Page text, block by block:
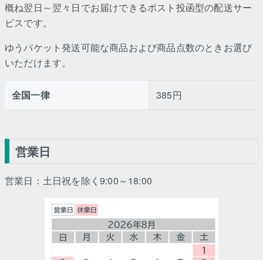
概ね翌日～翌々日でお届けできるポスト投函型の配送サー
ビスです。
ゆうパケット発送可能な商品および商品点数のときお選び
いただけます。
全国一律 385円
営業日
営業日：土日祝を除く9:00～18:00